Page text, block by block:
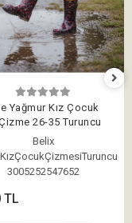
Yağmur Kız Çocuk
26-35 Turuncu
Belix
3005252547652
TL